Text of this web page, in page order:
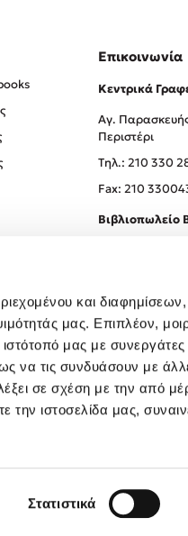
και
μας. Επιπλέον,
μας με
να τις συνδυάσουν με
σε σχέση με την από
την ιστοσελίδα μας,
Στατιστικά
Επικοινωνία
Κεντρικά
Αγ.
Περιστέρι
Tηλ.: 210 330
Fax: 210
Βιβλιοπωλείο
Created by